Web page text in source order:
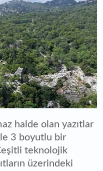
halde olan yazıtlar
3 boyutlu bir
teknolojik
üzerindeki